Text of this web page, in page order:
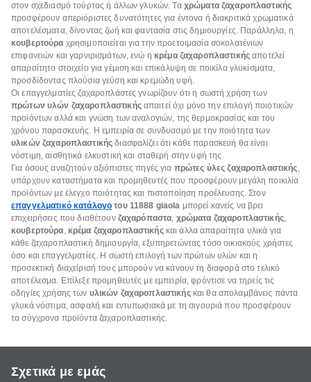
στον σχεδιασμό τούρτας ή άλλων γλυκών. Τα χρώματα ζαχαροπλαστικής
προσφέρουν απεριόριστες δυνατότητες για έντονα ή διακριτικά χρωματικά
αποτελέσματα, δίνοντας ζωή και φαντασία στις δημιουργίες. Παράλληλα, η
κουβερτούρα χρησιμοποιείται για την προετοιμασία σοκολατένιων
επιφανειών και γαρνιρισμάτων, ενώ η κρέμα ζαχαροπλαστικής αποτελεί
απαραίτητο στοιχείο για γέμιση και επικάλυψη σε ποικίλα γλυκίσματα,
προσδίδοντας πλούσια γεύση και κρεμώδη υφή.
Οι επαγγελματίες ζαχαροπλάστες γνωρίζουν ότι η σωστή χρήση των
πρώτων υλών ζαχαροπλαστικήςαπαιτεί όχι μόνο την επιλογή ποιοτικών
προϊόντων αλλά και γνώση των αναλογιών, της θερμοκρασίας και του
χρόνου παρασκευής. Η εμπειρία σε συνδυασμό με την ποιότητα των
υλικών ζαχαροπλαστικής διασφαλίζει ότι κάθε παρασκευή θα είναι
νόστιμη, αισθητικά ελκυστική και σταθερή στην υφή της.
Για όσους αναζητούν αξιόπιστες πηγές για πρώτες ύλες ζαχαροπλαστικής,
υπάρχουν καταστήματα και προμηθευτές που προσφέρουν μεγάλη ποικιλία
προϊόντων με έλεγχο ποιότητας και πιστοποίηση προέλευσης. Στον
επαγγελματικό κατάλογο του 11888 giaola μπορεί κανείς να βρει
επιχειρήσεις που διαθέτουν ζαχαρόπαστα, χρώματα ζαχαροπλαστικής,
κουβερτούρα, κρέμα ζαχαροπλαστικήςκαι άλλα απαραίτητα υλικά για
κάθε ζαχαροπλαστική δημιουργία, εξυπηρετώντας τόσο οικιακούς χρήστες
όσο και επαγγελματίες. Η σωστή επιλογή των πρώτων υλών και η
προσεκτική διαχείρισή τους μπορούν να κάνουν τη διαφορά στο τελικό
αποτέλεσμα. Επίλεξε προμηθευτές με εμπειρία, φρόντισε να τηρείς τις
οδηγίες χρήσης των υλικών ζαχαροπλαστικήςκαι θα απολαμβάνεις πάντα
γλυκά νόστιμα, ασφαλή και εντυπωσιακά με τη σιγουριά που προσφέρουν
τα σύγχρονα προϊόντα ζαχαροπλαστικής.
Σχετικά με εμάς